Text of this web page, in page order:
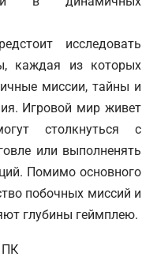
исследовать
каждая из которых
миссии, тайны и
Игровой мир живет
столкнуться с
или выполненять
Помимо основного
побочных миссий и
глубины геймплею.